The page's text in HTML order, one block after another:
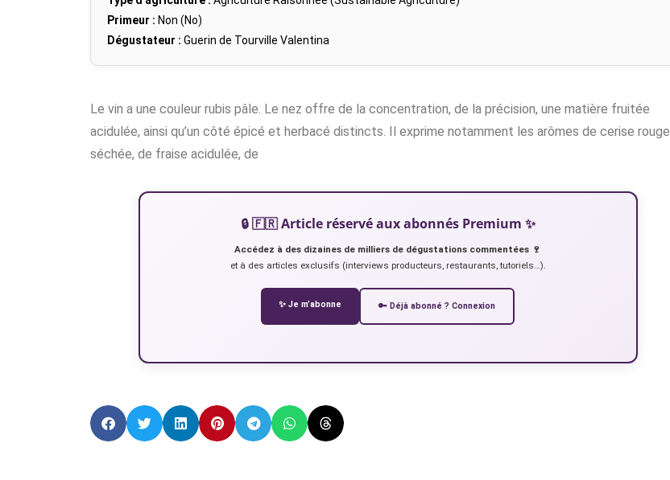
Primeur : Non (No)
Dégustateur : Guerin de Tourville Valentina
Le vin a une couleur rubis pâle. Le nez offre de la concentration, de la précision, une matière fruitée
acidulée, ainsi qu’un côté épicé et herbacé distincts. Il exprime notamment les arômes de cerise rouge
séchée, de fraise acidulée, de
🔒 🇫🇷 Article réservé aux abonnés Premium ✨
Accédez à des dizaines de milliers de dégustations commentées 🍷
et à des articles exclusifs (interviews producteurs, restaurants, tutoriels…).
✨ Je m’abonne 🔑 Déjà abonné ? Connexion